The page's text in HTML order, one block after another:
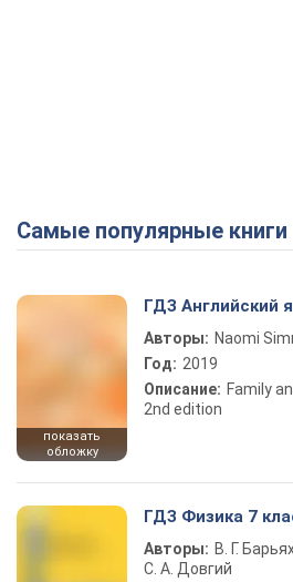
Самые популярные книги
показать
обложку
ГДЗ Английский
Авторы: Naomi
Год: 2019
Описание: Family
2nd edition
ГДЗ Физика 7
Авторы: В. Г.
С. А. Довгий